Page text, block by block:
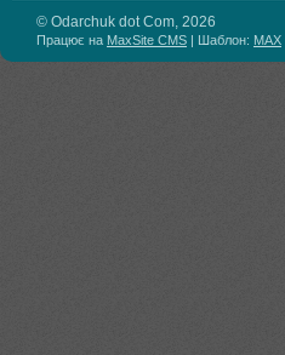
© Odarchuk dot Com, 2026
Працює на MaxSite CMS | Шаблон: MAX